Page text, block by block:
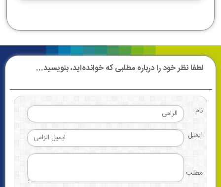
لطفا نظر خود را درباره مطلبی که خوانده‌اید، بنویسید...
نام
ایمیل
مطلب